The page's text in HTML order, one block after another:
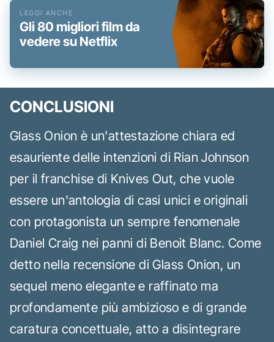
Gli 80 migliori film da
vedere su Netflix
CONCLUSIONI
Glass Onion è un'attestazione chiara ed
esauriente delle intenzioni di Rian Johnson
per il franchise di Knives Out, che vuole
essere un'antologia di casi unici e originali
con protagonista un sempre fenomenale
Daniel Craig nei panni di Benoit Blanc. Come
detto nella recensione di Glass Onion, un
sequel meno elegante e raffinato ma
profondamente più ambizioso e di grande
caratura concettuale, atto a disintegrare